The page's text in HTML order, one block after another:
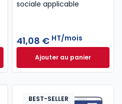
à 41,08 € HT/mois
sociale applicable
41,08 € HT/mois
Ajouter au panier
Mémentis Social
BEST-SELLER